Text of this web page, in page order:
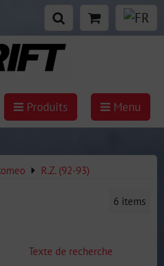
Produits Menu
R.Z. (92-93)
6 items
Texte de recherche